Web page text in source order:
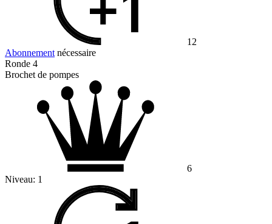
12
Abonnement nécessaire
Ronde 4
Brochet de pompes
6
Niveau: 1